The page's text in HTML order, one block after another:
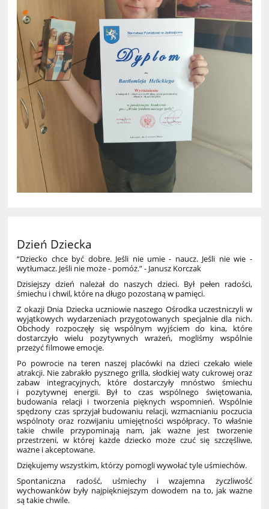
Dzień Dziecka
“Dziecko chce być dobre. Jeśli nie umie - naucz. Jeśli nie wie -
wytłumacz. Jeśli nie może - pomóż.” - Janusz Korczak
Dzisiejszy dzień należał do naszych dzieci. Był pełen radości,
śmiechu i chwil, które na długo pozostaną w pamięci.
Z okazji Dnia Dziecka uczniowie naszego Ośrodka uczestniczyli w
wyjątkowych wydarzeniach przygotowanych specjalnie dla nich.
Obchody rozpoczęły się wspólnym wyjściem do kina, które
dostarczyło wielu pozytywnych wrażeń, mogliśmy wspólnie
przeżyć filmowe emocje.
Po powrocie na teren naszej placówki na dzieci czekało wiele
atrakcji. Nie zabrakło pysznego grilla, słodkiej waty cukrowej oraz
zabaw integracyjnych, które dostarczyły mnóstwo śmiechu
i pozytywnej energii. Był to czas wspólnego świętowania,
budowania relacji i tworzenia pięknych wspomnień. Wspólnie
spędzony czas sprzyjał budowaniu relacji, wzmacnianiu poczucia
wspólnoty oraz rozwijaniu umiejętności współpracy. To właśnie
takie chwile przypominają nam, jak ważne jest tworzenie
przestrzeni, w której każde dziecko może czuć się szczęśliwe,
ważne i akceptowane.
Dziękujemy wszystkim, którzy pomogli wywołać tyle uśmiechów.
Spontaniczna radość, uśmiechy i wzajemna życzliwość
wychowanków były najpiękniejszym dowodem na to, jak ważne
są takie chwile.